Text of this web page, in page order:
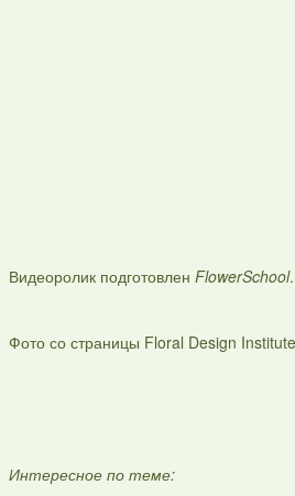
Видеоролик подготовлен FlowerSchool.
Фото со страницы Floral Design
Интересное по теме: